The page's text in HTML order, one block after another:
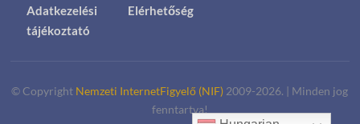
Adatkezelési
tájékoztató
Elérhetőség
© Copyright Nemzeti InternetFigyelő (NIF) 2009-2026. | Minden jog
fenntartva!